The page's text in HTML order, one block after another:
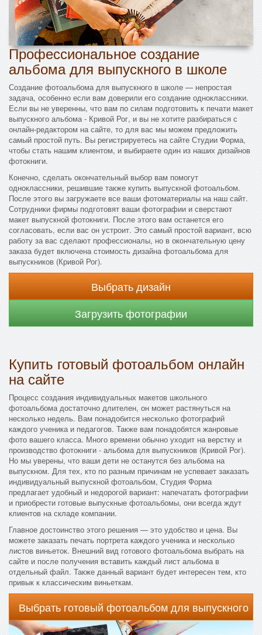
Профессиональное создание
альбома для выпускного в школе
Создание фотоальбома для выпускного в школе — непростая
задача, особенно если вам доверили его создание одноклассники.
Если вы не уверенны, что вам по силам подготовить к печати макет
выпускного альбома - Кривой Рог, и вы не хотите разбираться с
онлайн-редактором на сайте, то для вас мы можем предложить
самый простой путь. Вы регистрируетесь на сайте Студии Форма,
чтобы стать нашим клиентом, и выбираете один из наших дизайнов
фотокниги.
Конечно, сделать окончательный выбор вам помогут
одноклассники, решившие также купить выпускной фотоальбом.
После этого вы загружаете все ваши фотоматериалы на наш сайт.
Сотрудники фирмы подготовят ваши фотографии и сверстают
макет выпускной фотокниги. После этого вам останется его
согласовать, если вас он устроит. Это самый простой вариант, всю
работу за вас сделают профессионалы, но в окончательную цену
заказа будет включена стоимость дизайна фотоальбома для
выпускников (Кривой Рог).
Выбрать дизайн
Загрузить фотографии
Купить готовый фотоальбом онлайн
на сайте
Процесс создания индивидуальных макетов школьного
фотоальбома достаточно длителен, он может растянуться на
несколько недель. Вам понадобится несколько фотографий
каждого ученика и педагогов. Также вам понадобятся жанровые
фото вашего класса. Много времени обычно уходит на верстку и
производство фотокниги - альбома для выпускников (Кривой Рог).
Но мы уверены, что ваши дети не останутся без альбома на
выпускном. Для тех, кто по разным причинам не успевает заказать
индивидуальный выпускной фотоальбом, Студия Форма
предлагает удобный и недорогой вариант: напечатать фотографии
и приобрести готовые выпускные фотоальбомы, они всегда ждут
клиентов на складе компании.
Главное достоинство этого решения — это удобство и цена. Вы
можете заказать печать портрета каждого ученика и несколько
листов виньеток. Внешний вид готового фотоальбома выбрать на
сайте и после получения вставить каждый лист альбома в
отдельный файл. Также данный вариант будет интересен тем, кто
привык к классическим виньеткам.
Выбрать готовый фотоальбом для выпускного